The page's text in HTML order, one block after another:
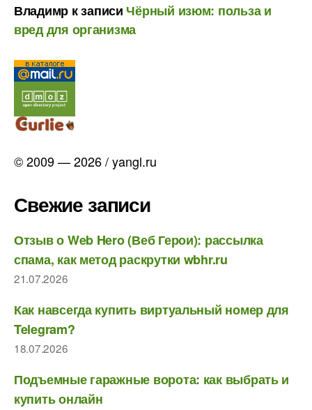
Владимр к записи Чёрный изюм: польза и
вред для организма
© 2009 — 2026 / yangl.ru
Свежие записи
Отзыв о Web Hero (Веб Герои): рассылка
спама, как метод раскрутки wbhr.ru
21.07.2026
Как навсегда купить виртуальный номер для
Telegram?
18.07.2026
Подъемные гаражные ворота: как выбрать и
купить онлайн